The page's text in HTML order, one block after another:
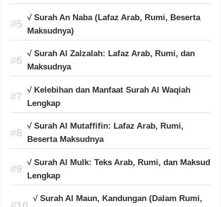
√ Surah An Naba (Lafaz Arab, Rumi, Beserta
Maksudnya)
√ Surah Al Zalzalah: Lafaz Arab, Rumi, dan
Maksudnya
√ Kelebihan dan Manfaat Surah Al Waqiah
Lengkap
√ Surah Al Mutaffifin: Lafaz Arab, Rumi,
Beserta Maksudnya
√ Surah Al Mulk: Teks Arab, Rumi, dan Maksud
Lengkap
√ Surah Al Maun, Kandungan (Dalam Rumi,